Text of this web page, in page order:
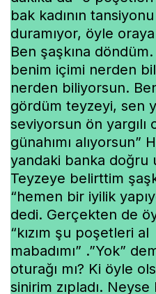
bak kadının
duramıyor, öyle
Ben şaşkına
benim içimi nerden
nerden biliyorsun.
gördüm teyzeyi, sen
seviyorsun ön yargılı
günahımı alıyorsun”
yandaki banka doğru
Teyzeye belirttim
“hemen bir iyilik
dedi. Gerçekten de
“kızım şu poşetleri
mabadımı” .”Yok”
oturağı mı? Ki öyle
sinirim zıpladı. Neyse